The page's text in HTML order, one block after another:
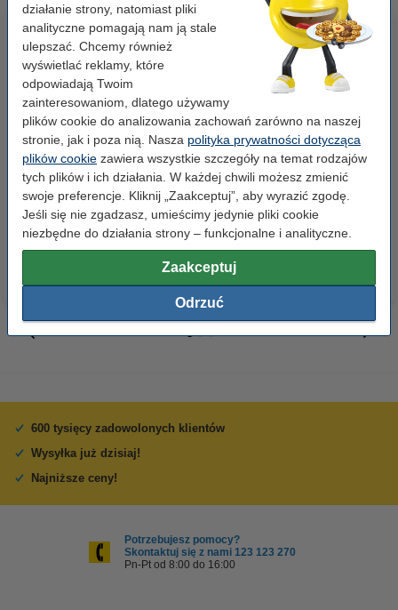
działanie strony, natomiast pliki
analityczne pomagają nam ją stale
ulepszać. Chcemy również
wyświetlać reklamy, które
odpowiadają Twoim
zainteresowaniom, dlatego używamy
plików cookie do analizowania zachowań zarówno na naszej
stronie, jak i poza nią. Nasza polityka prywatności dotycząca
plików cookie zawiera wszystkie szczegóły na temat rodzajów
tych plików i ich działania. W każdej chwili możesz zmienić
swoje preferencje. Kliknij „Zaakceptuj”, aby wyrazić zgodę.
Jeśli się nie zgadzasz, umieścimy jedynie pliki cookie
niezbędne do działania strony – funkcjonalne i analityczne.
Zaakceptuj
Odrzuć
Segregator A4 plastikowy
niebieski 80 mm, 123drukuj
9,90 zł z VAT
Baterie AAA LR03 123drukuj
Xtreme Power MN2400, 24
sztuki
35,00 zł z VAT
600 tysięcy zadowolonych klientów
Wysyłka już dzisiaj!
Najniższe ceny!
Potrzebujesz pomocy?
Skontaktuj się z nami 123 123 270
Pn-Pt od 8:00 do 16:00